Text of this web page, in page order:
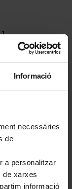
Informació
necessàries
de
a personalitzar
de xarxes
informació
necessaris estan